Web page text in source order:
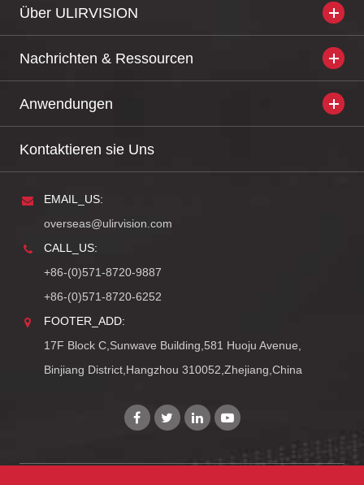
Über ULIRVISION
Nachrichten & Ressourcen
Anwendungen
Kontaktieren sie Uns
EMAIL_US:
overseas@ulirvision.com
CALL_US:
+86-(0)571-8720-9887
+86-(0)571-8720-6252
FOOTER_ADD:
17F Block C,Sunwave Building,581 Huoju Avenue,
Binjiang District,Hangzhou 310052,Zhejiang,China